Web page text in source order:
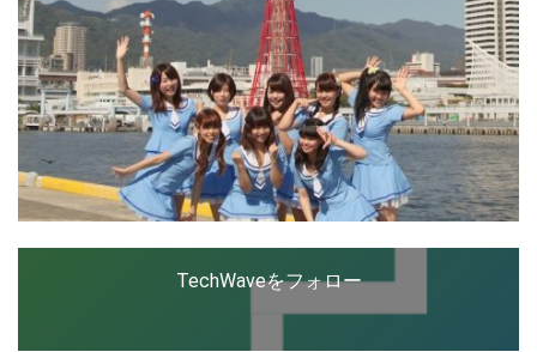
TechWaveをフォロー
Block Data Bank